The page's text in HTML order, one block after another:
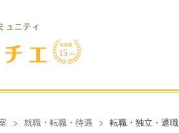
ュニティ
就職・転職・待遇 転職・独立・退職